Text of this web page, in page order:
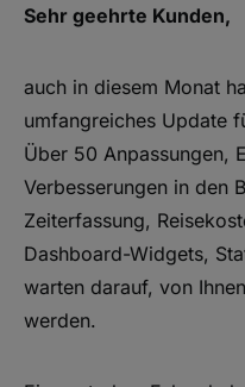
Sehr geehrte Kunden,
auch in diesem Monat
umfangreiches Update
Über 50 Anpassungen,
Verbesserungen in den
Zeiterfassung,
Dashboard-Widgets,
warten darauf, von
werden.